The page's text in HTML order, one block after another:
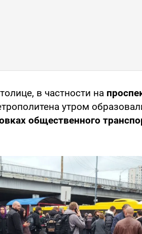
в частности на
утром
общественного